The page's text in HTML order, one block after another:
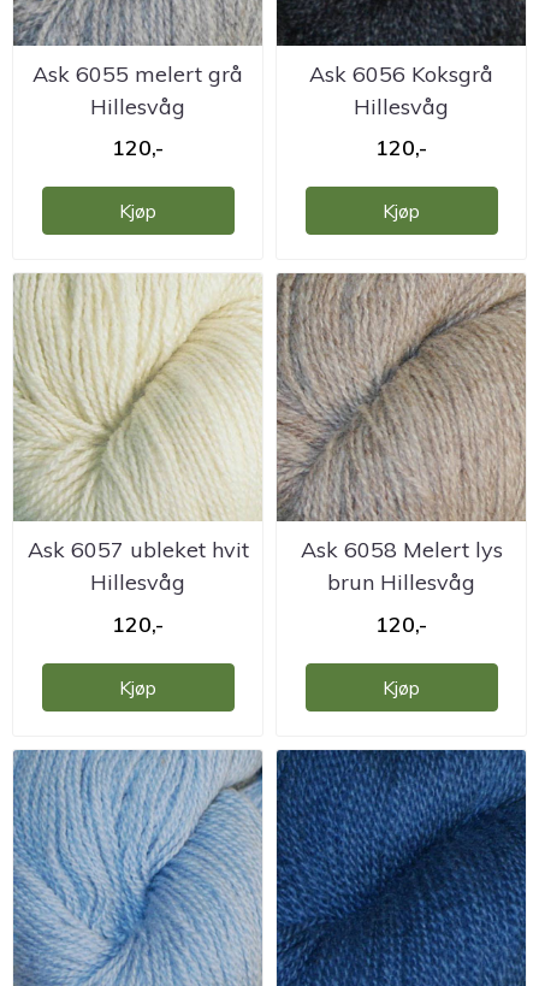
Ask 6055 melert grå
Hillesvåg
ullvarefabrikk
120,-
Kjøp
Ask 6056 Koksgrå
Hillesvåg
ullvarefabrikk
120,-
Kjøp
Ask 6057 ubleket hvit
Hillesvåg
ullvarefabrikk
120,-
Kjøp
Ask 6058 Melert lys
brun Hillesvåg
ullvarefabrikk
120,-
Kjøp